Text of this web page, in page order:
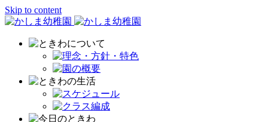
Skip to content